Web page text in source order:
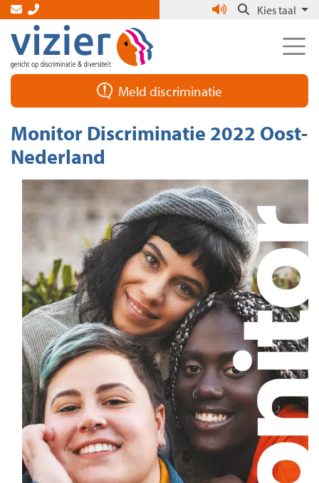
Skip
the
content
Kies taal
Meld discriminatie
Monitor Discriminatie 2022 Oost-
Nederland